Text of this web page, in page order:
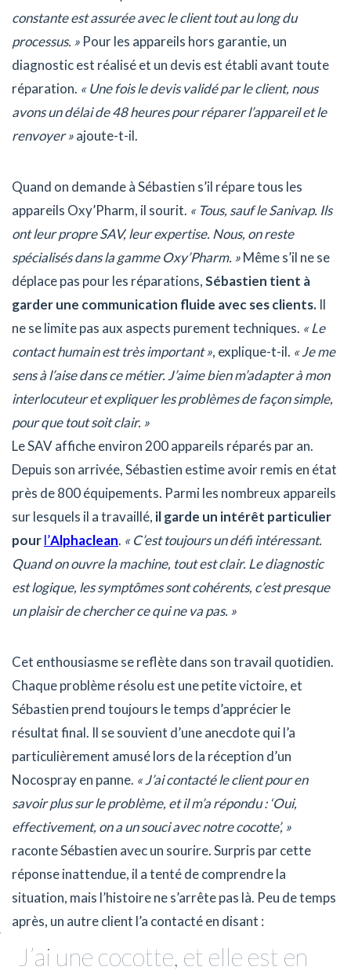
constante est assurée avec le client tout au long du
processus. » Pour les appareils hors garantie, un
diagnostic est réalisé et un devis est établi avant toute
réparation. « Une fois le devis validé par le client, nous
avons un délai de 48 heures pour réparer l’appareil et le
renvoyer »ajoute-t-il.
Quand on demande à Sébastien s’il répare tous les
appareils Oxy’Pharm, il sourit. « Tous, sauf le Sanivap. Ils
ont leur propre SAV, leur expertise. Nous, on reste
spécialisés dans la gamme Oxy’Pharm. »Même s’il ne se
déplace pas pour les réparations,Sébastien tient à
garder une communication fluide avec ses clients. Il
ne se limite pas aux aspects purement techniques. « Le
contact humain est très important », explique-t-il. « Je me
sens à l’aise dans ce métier. J’aime bien m’adapter à mon
interlocuteur et expliquer les problèmes de façon simple,
pour que tout soit clair. »
Le SAV affiche environ 200 appareils réparés par an.
Depuis son arrivée, Sébastien estime avoir remis en état
près de 800 équipements. Parmi les nombreux appareils
sur lesquels il a travaillé, il garde un intérêt particulier
pourl’Alphaclean. « C’est toujours un défi intéressant.
Quand on ouvre la machine, tout est clair. Le diagnostic
est logique, les symptômes sont cohérents, c’est presque
un plaisir de chercher ce qui ne va pas. »
Cet enthousiasme se reflète dans son travail quotidien.
Chaque problème résolu est une petite victoire, et
Sébastien prend toujours le temps d’apprécier le
résultat final. Il se souvient d’une anecdote qui l’a
particulièrement amusé lors de la réception d’un
Nocospray en panne. « J’ai contacté le client pour en
savoir plus sur le problème, et il m’a répondu : ‘Oui,
effectivement, on a un souci avec notre cocotte’, »
raconte Sébastien avec un sourire. Surpris par cette
réponse inattendue, il a tenté de comprendre la
situation, mais l’histoire ne s’arrête pas là. Peu de temps
après, un autre client l’a contacté en disant :
J’ai une cocotte, et elle est en